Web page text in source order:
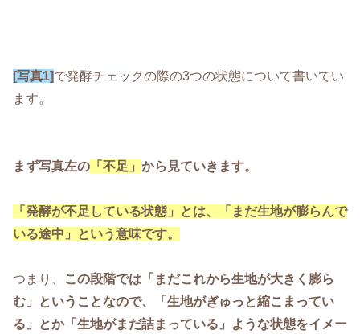
[写真1]で発酵チェックの際の3つの状態について書いてい
ます。
まず写真左の 「不足」 から見ていきます。
「発酵が不足している状態」とは、「まだ生地が膨らんで
いる途中」という意味です。
つまり、
この段階では「まだこれから生地が大きく膨ら
む」ということなので、「生地がぎゅっと縮こまってい
る」とか「生地がまだ詰まっている」ような状態をイメー